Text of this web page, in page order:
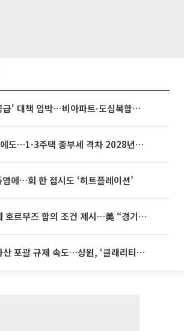
영끌 '주택공급' 대책 임박⋯비아파트·도심복합까지 총동원
종부세 개편에도…1·3주택 종부세 격차 2028년부터 확대
에…회 한 접시도 ‘히트플레이션’
이란, 미국에 호르무즈 합의 조건 제시…美 “경기 아직 안 끝나” [종합]
미국, 가상자산 포괄 규제 속도…상원, ‘클래리티법’ 9월 절차투표 추진